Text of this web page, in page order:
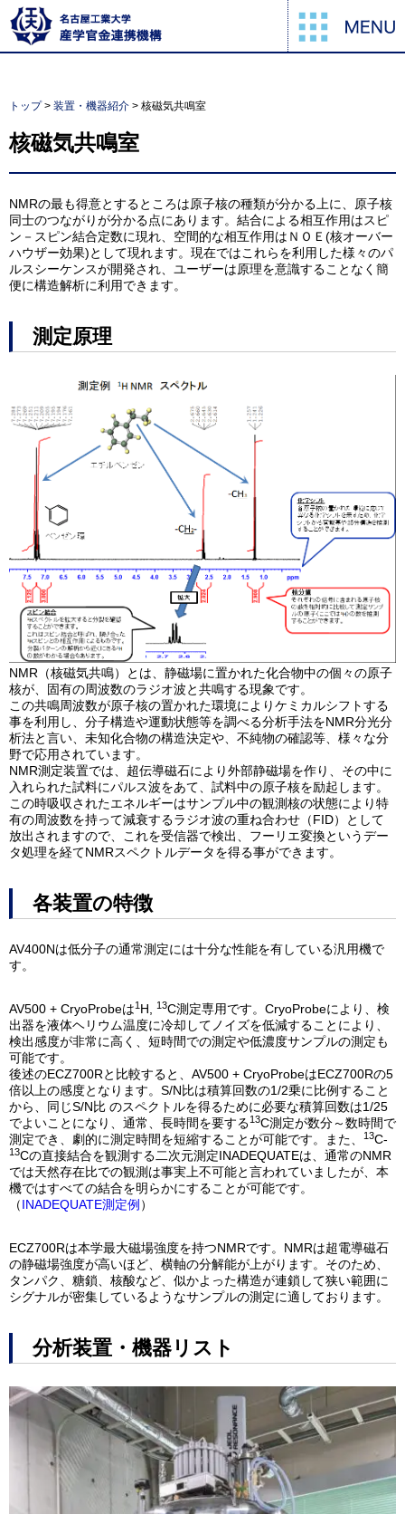
トップ> 装置・機器紹介 > 核磁気共鳴室
核磁気共鳴室
NMRの最も得意とするところは原子核の種類が分かる上に、原子核
同士のつながりが分かる点にあります。結合による相互作用はスピ
ン－スピン結合定数に現れ、空間的な相互作用はＮＯＥ(核オーバー
ハウザー効果)として現れます。現在ではこれらを利用した様々のパ
ルスシーケンスが開発され、ユーザーは原理を意識することなく簡
便に構造解析に利用できます。
測定原理
NMR（核磁気共鳴）とは、静磁場に置かれた化合物中の個々の原子
核が、固有の周波数のラジオ波と共鳴する現象です。
この共鳴周波数が原子核の置かれた環境によりケミカルシフトする
事を利用し、分子構造や運動状態等を調べる分析手法をNMR分光分
析法と言い、未知化合物の構造決定や、不純物の確認等、様々な分
野で応用されています。
NMR測定装置では、超伝導磁石により外部静磁場を作り、その中に
入れられた試料にパルス波をあて、試料中の原子核を励起します。
この時吸収されたエネルギーはサンプル中の観測核の状態により特
有の周波数を持って減衰するラジオ波の重ね合わせ（FID）として
放出されますので、これを受信器で検出、フーリエ変換というデー
タ処理を経てNMRスペクトルデータを得る事ができます。
各装置の特徴
AV400Nは低分子の通常測定には十分な性能を有している汎用機で
す。
AV500 + CryoProbeは1 H, 13C測定専用です。CryoProbeにより、検
出器を液体ヘリウム温度に冷却してノイズを低減することにより、
検出感度が非常に高く、短時間での測定や低濃度サンプルの測定も
可能です。
後述のECZ700Rと比較すると、AV500 + CryoProbeはECZ700Rの5
倍以上の感度となります。S/N比は積算回数の1/2乗に比例すること
から、同じS/N比 のスペクトルを得るために必要な積算回数は1/25
でよいことになり、通常、長時間を要する13C測定が数分～数時間で
測定でき、劇的に測定時間を短縮することが可能です。また、
13C-
13Cの直接結合を観測する二次元測定INADEQUATEは、通常のNMR
では天然存在比での観測は事実上不可能と言われていましたが、本
機ではすべての結合を明らかにすることが可能です。
（INADEQUATE測定例 ）
ECZ700Rは本学最大磁場強度を持つNMRです。NMRは超電導磁石
の静磁場強度が高いほど、横軸の分解能が上がります。そのため、
タンパク、糖鎖、核酸など、似かよった構造が連鎖して狭い範囲に
シグナルが密集しているようなサンプルの測定に適しております。
分析装置・機器リスト